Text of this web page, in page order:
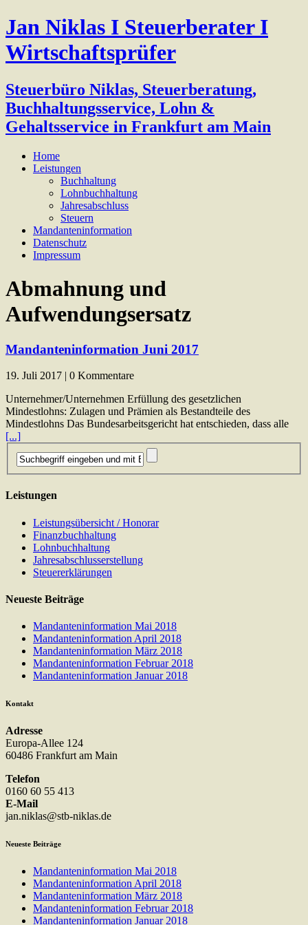
Jan Niklas I Steuerberater I
Wirtschaftsprüfer
Steuerbüro Niklas, Steuerberatung,
Buchhaltungsservice, Lohn &
Gehaltsservice in Frankfurt am Main
Home
Leistungen
Buchhaltung
Lohnbuchhaltung
Jahresabschluss
Steuern
Mandanteninformation
Datenschutz
Impressum
Abmahnung und
Aufwendungsersatz
Mandanteninformation Juni 2017
19. Juli 2017 | 0 Kommentare
Unternehmer/Unternehmen Erfüllung des gesetzlichen
Mindestlohns: Zulagen und Prämien als Bestandteile des
Mindestlohns Das Bundesarbeitsgericht hat entschieden, dass alle
[...]
Leistungen
Leistungsübersicht / Honorar
Finanzbuchhaltung
Lohnbuchhaltung
Jahresabschlusserstellung
Steuererklärungen
Neueste Beiträge
Mandanteninformation Mai 2018
Mandanteninformation April 2018
Mandanteninformation März 2018
Mandanteninformation Februar 2018
Mandanteninformation Januar 2018
Kontakt
Adresse
Europa-Allee 124
60486 Frankfurt am Main
Telefon
0160 60 55 413
E-Mail
jan.niklas@stb-niklas.de
Neueste Beiträge
Mandanteninformation Mai 2018
Mandanteninformation April 2018
Mandanteninformation März 2018
Mandanteninformation Februar 2018
Mandanteninformation Januar 2018